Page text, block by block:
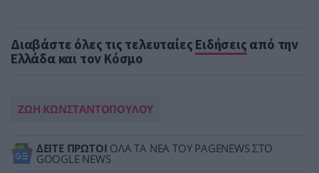
Διαβάστε όλες τις τελευταίες Ειδήσεις από την
Ελλάδα και τον Κόσμο
ΖΩΗ ΚΩΝΣΤΑΝΤΟΠΟΥΛΟΥ
ΔΕΙΤΕ ΠΡΩΤΟΙ ΟΛΑ ΤΑ ΝΕΑ ΤΟΥ PAGENEWS ΣΤΟ
GOOGLE NEWS